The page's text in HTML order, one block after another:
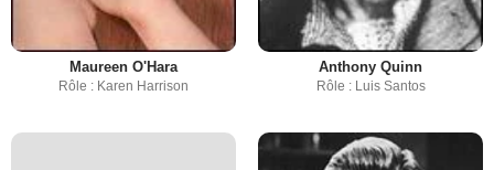
Maureen O'Hara
Rôle : Karen Harrison
Anthony Quinn
Rôle : Luis Santos